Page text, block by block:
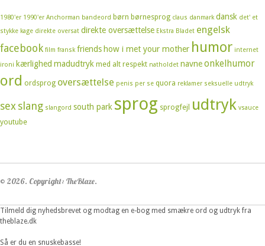
1980'er 1990'er Anchorman bandeord børn børnesprog claus danmark dansk det' et
stykke kage direkte oversat direkte oversættelse Ekstra Bladet engelsk
facebook film fransk friends how i met your mother humor internet
ironi kærlighed madudtryk med alt respekt natholdet navneonkelhumor
ord ordsprog oversættelse penis per se quora reklamer seksuelle udtryk
sexslang slangord south park sprog sprogfejl udtryk vsauce
youtube
© 2026. Copyright: TheBlaze.
Tilmeld dig nyhedsbrevet og modtag en e-bog med smækre ord og udtryk fra
theblaze.dk
Så er du en snuskebasse!